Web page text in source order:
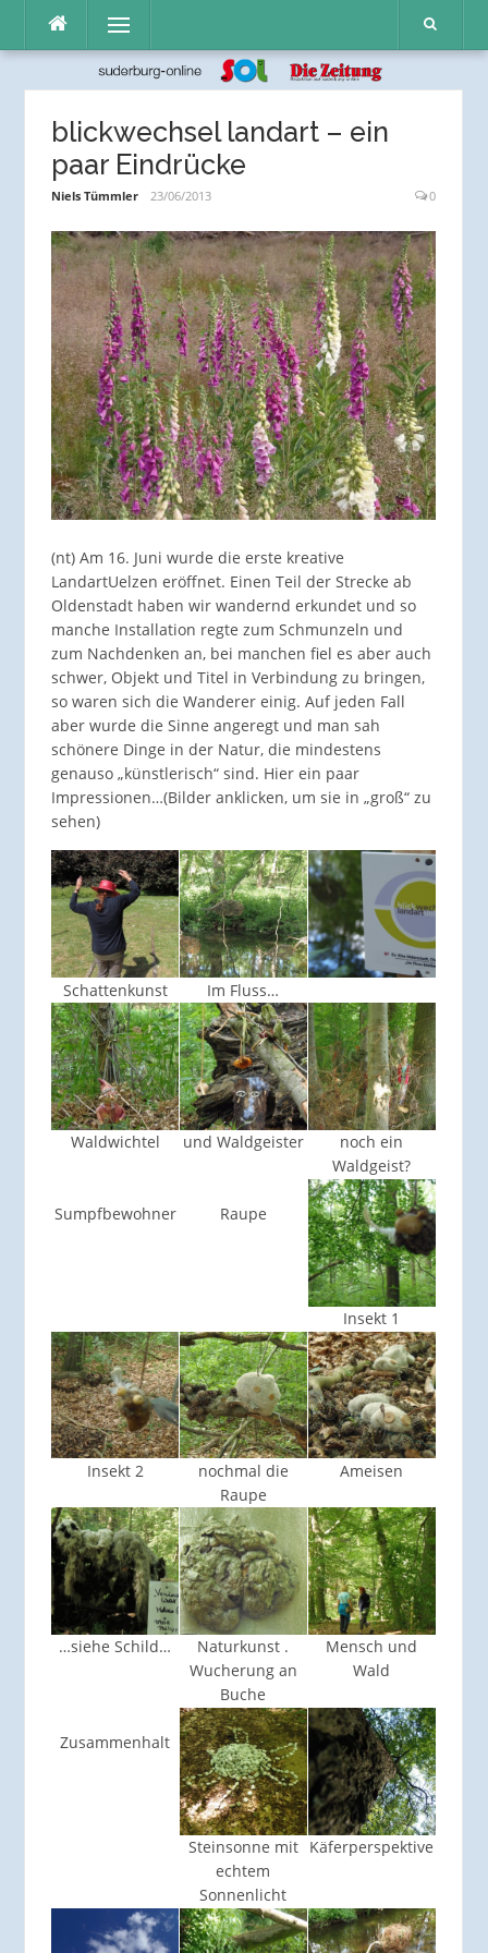
Inhalt
Menü
blickwechsel landart – ein
paar Eindrücke
Niels Tümmler 23/06/2013 0
(nt) Am 16. Juni wurde die erste kreative
LandartUelzen eröffnet. Einen Teil der Strecke ab
Oldenstadt haben wir wandernd erkundet und so
manche Installation regte zum Schmunzeln und
zum Nachdenken an, bei manchen fiel es aber auch
schwer, Objekt und Titel in Verbindung zu bringen,
so waren sich die Wanderer einig. Auf jeden Fall
aber wurde die Sinne angeregt und man sah
schönere Dinge in der Natur, die mindestens
genauso „künstlerisch“ sind. Hier ein paar
Impressionen…(Bilder anklicken, um sie in „groß“ zu
sehen)
Schattenkunst Im Fluss…
Waldwichtel und Waldgeister
noch ein
Waldgeist?
Sumpfbewohner Raupe
Insekt 1
Insekt 2
nochmal die
Raupe
Ameisen
…siehe Schild…
Naturkunst .
Wucherung an
Buche
Mensch und
Wald
Zusammenhalt
Steinsonne mit
echtem
Sonnenlicht
Käferperspektive